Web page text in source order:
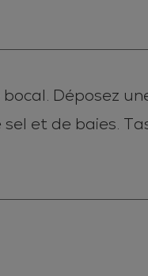
Déposez
et de baies.